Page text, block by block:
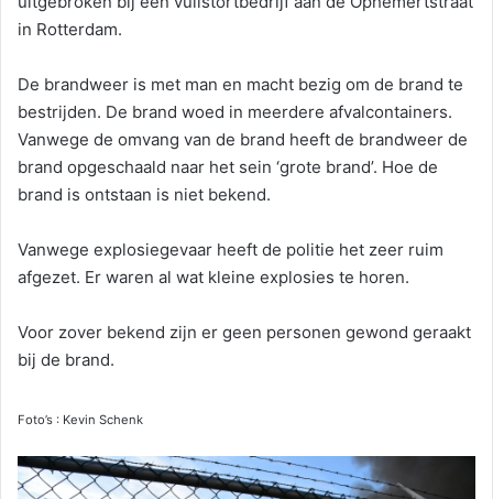
in Rotterdam.
De brandweer is met man en macht bezig om de brand te
bestrijden. De brand woed in meerdere afvalcontainers.
Vanwege de omvang van de brand heeft de brandweer de
brand opgeschaald naar het sein ‘grote brand’. Hoe de
brand is ontstaan is niet bekend.
Vanwege explosiegevaar heeft de politie het zeer ruim
afgezet. Er waren al wat kleine explosies te horen.
Voor zover bekend zijn er geen personen gewond geraakt
bij de brand.
Foto’s : Kevin Schenk